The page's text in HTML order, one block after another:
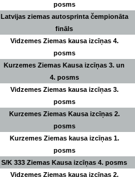
posms
Latvijas ziemas autosprinta čempionāta
fināls
Vidzemes Ziemas kausa izcīņas 4.
posms
Kurzemes Ziemas Kausa izcīņas 3. un
4. posms
Vidzemes Ziemas kausa izcīņas 3.
posms
Kurzemes Ziemas Kausa izcīņas 2.
posms
Kurzemes Ziemas kausa izcīņas 1.
posms
S/K 333 Ziemas Kausa izcīņas 4. posms
Vidzemes Ziemas kausa izcīņas 2.